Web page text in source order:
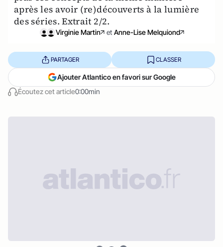
après les avoir (re)découverts à la lumière
des séries. Extrait 2/2.
Virginie Martin et Anne-Lise Melquiond
Écoutez cet article0:00min
PARTAGER CLASSER
Ajouter Atlantico en favori sur Google